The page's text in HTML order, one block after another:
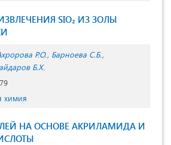
SIO₂ ИЗ ЗОЛЫ
Р.О. Барноева С.Б.
Б.Х.
химия
НА ОСНОВЕ АКРИЛАМИДА И